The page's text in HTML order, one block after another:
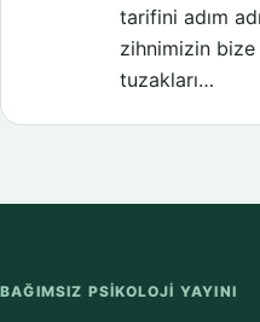
tarifini adım
zihnimizin bize
tuzakları…
BAĞIMSIZ PSIKOLOJI YAYINI